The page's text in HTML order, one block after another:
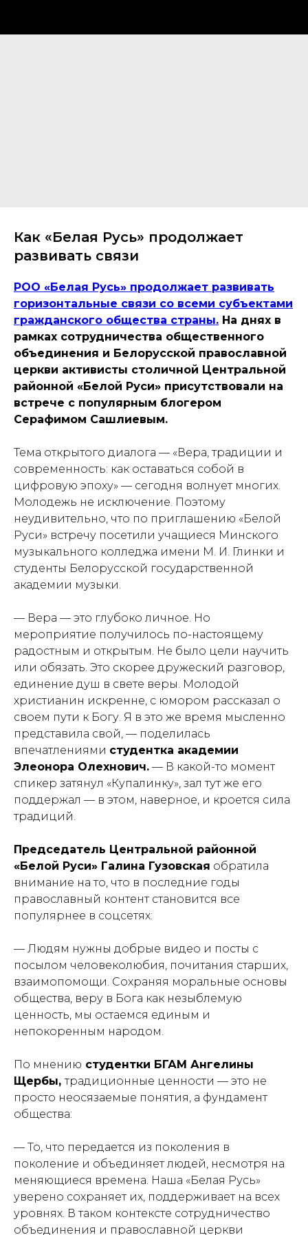
Как «Белая Русь» продолжает
развивать связи
РОО «Белая Русь» продолжает развивать
горизонтальные связи со всеми субъектами
гражданского общества страны. На днях в
рамках сотрудничества общественного
объединения и Белорусской православной
церкви активисты столичной Центральной
районной «Белой Руси» присутствовали на
встрече с популярным блогером
Серафимом Сашлиевым.
Тема открытого диалога — «Вера, традиции и
современность: как оставаться собой в
цифровую эпоху» — сегодня волнует многих.
Молодежь не исключение. Поэтому
неудивительно, что по приглашению «Белой
Руси» встречу посетили учащиеся Минского
музыкального колледжа имени М. И. Глинки и
студенты Белорусской государственной
академии музыки.
— Вера — это глубоко личное. Но
мероприятие получилось по-настоящему
радостным и открытым. Не было цели научить
или обязать. Это скорее дружеский разговор,
единение душ в свете веры. Молодой
христианин искренне, с юмором рассказал о
своем пути к Богу. Я в это же время мысленно
представила свой, — поделилась
впечатлениями студентка академии
Элеонора Олехнович. — В какой-то момент
спикер затянул «Купалинку», зал тут же его
поддержал — в этом, наверное, и кроется сила
традиций.
Председатель Центральной районной
«Белой Руси» Галина Гузовская обратила
внимание на то, что в последние годы
православный контент становится все
популярнее в соцсетях:
— Людям нужны добрые видео и посты с
посылом человеколюбия, почитания старших,
взаимопомощи. Сохраняя моральные основы
общества, веру в Бога как незыблемую
ценность, мы остаемся единым и
непокоренным народом.
По мнению студентки БГАМ Ангелины
Щербы,традиционные ценности — это не
просто неосязаемые понятия, а фундамент
общества:
— То, что передается из поколения в
поколение и объединяет людей, несмотря на
меняющиеся времена. Наша «Белая Русь»
уверено сохраняет их, поддерживает на всех
уровнях. В таком контексте сотрудничество
объединения и православной церкви